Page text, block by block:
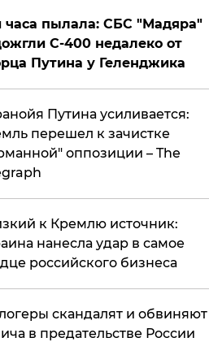
часа пылала: СБС "Мадяра"
С-400 недалеко от
Путина у Геленджика
Путина усиливается:
перешел к зачистке
оппозиции – The
к Кремлю источник:
нанесла удар в самое
российского бизнеса
скандалят и обвиняют
в предательстве России